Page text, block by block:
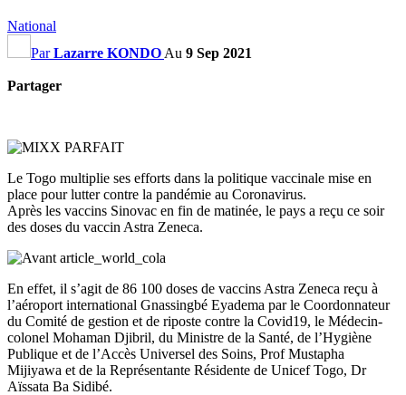
National
ParLazarre KONDO Au 9 Sep 2021
Partager
Le Togo multiplie ses efforts dans la politique vaccinale mise en
place pour lutter contre la pandémie au Coronavirus.
Après les vaccins Sinovac en fin de matinée, le pays a reçu ce soir
des doses du vaccin Astra Zeneca.
En effet, il s’agit de 86 100 doses de vaccins Astra Zeneca reçu à
l’aéroport international Gnassingbé Eyadema par le Coordonnateur
du Comité de gestion et de riposte contre la Covid19, le Médecin-
colonel Mohaman Djibril, du Ministre de la Santé, de l’Hygiène
Publique et de l’Accès Universel des Soins, Prof Mustapha
Mijiyawa et de la Représentante Résidente de Unicef Togo, Dr
Aïssata Ba Sidibé.